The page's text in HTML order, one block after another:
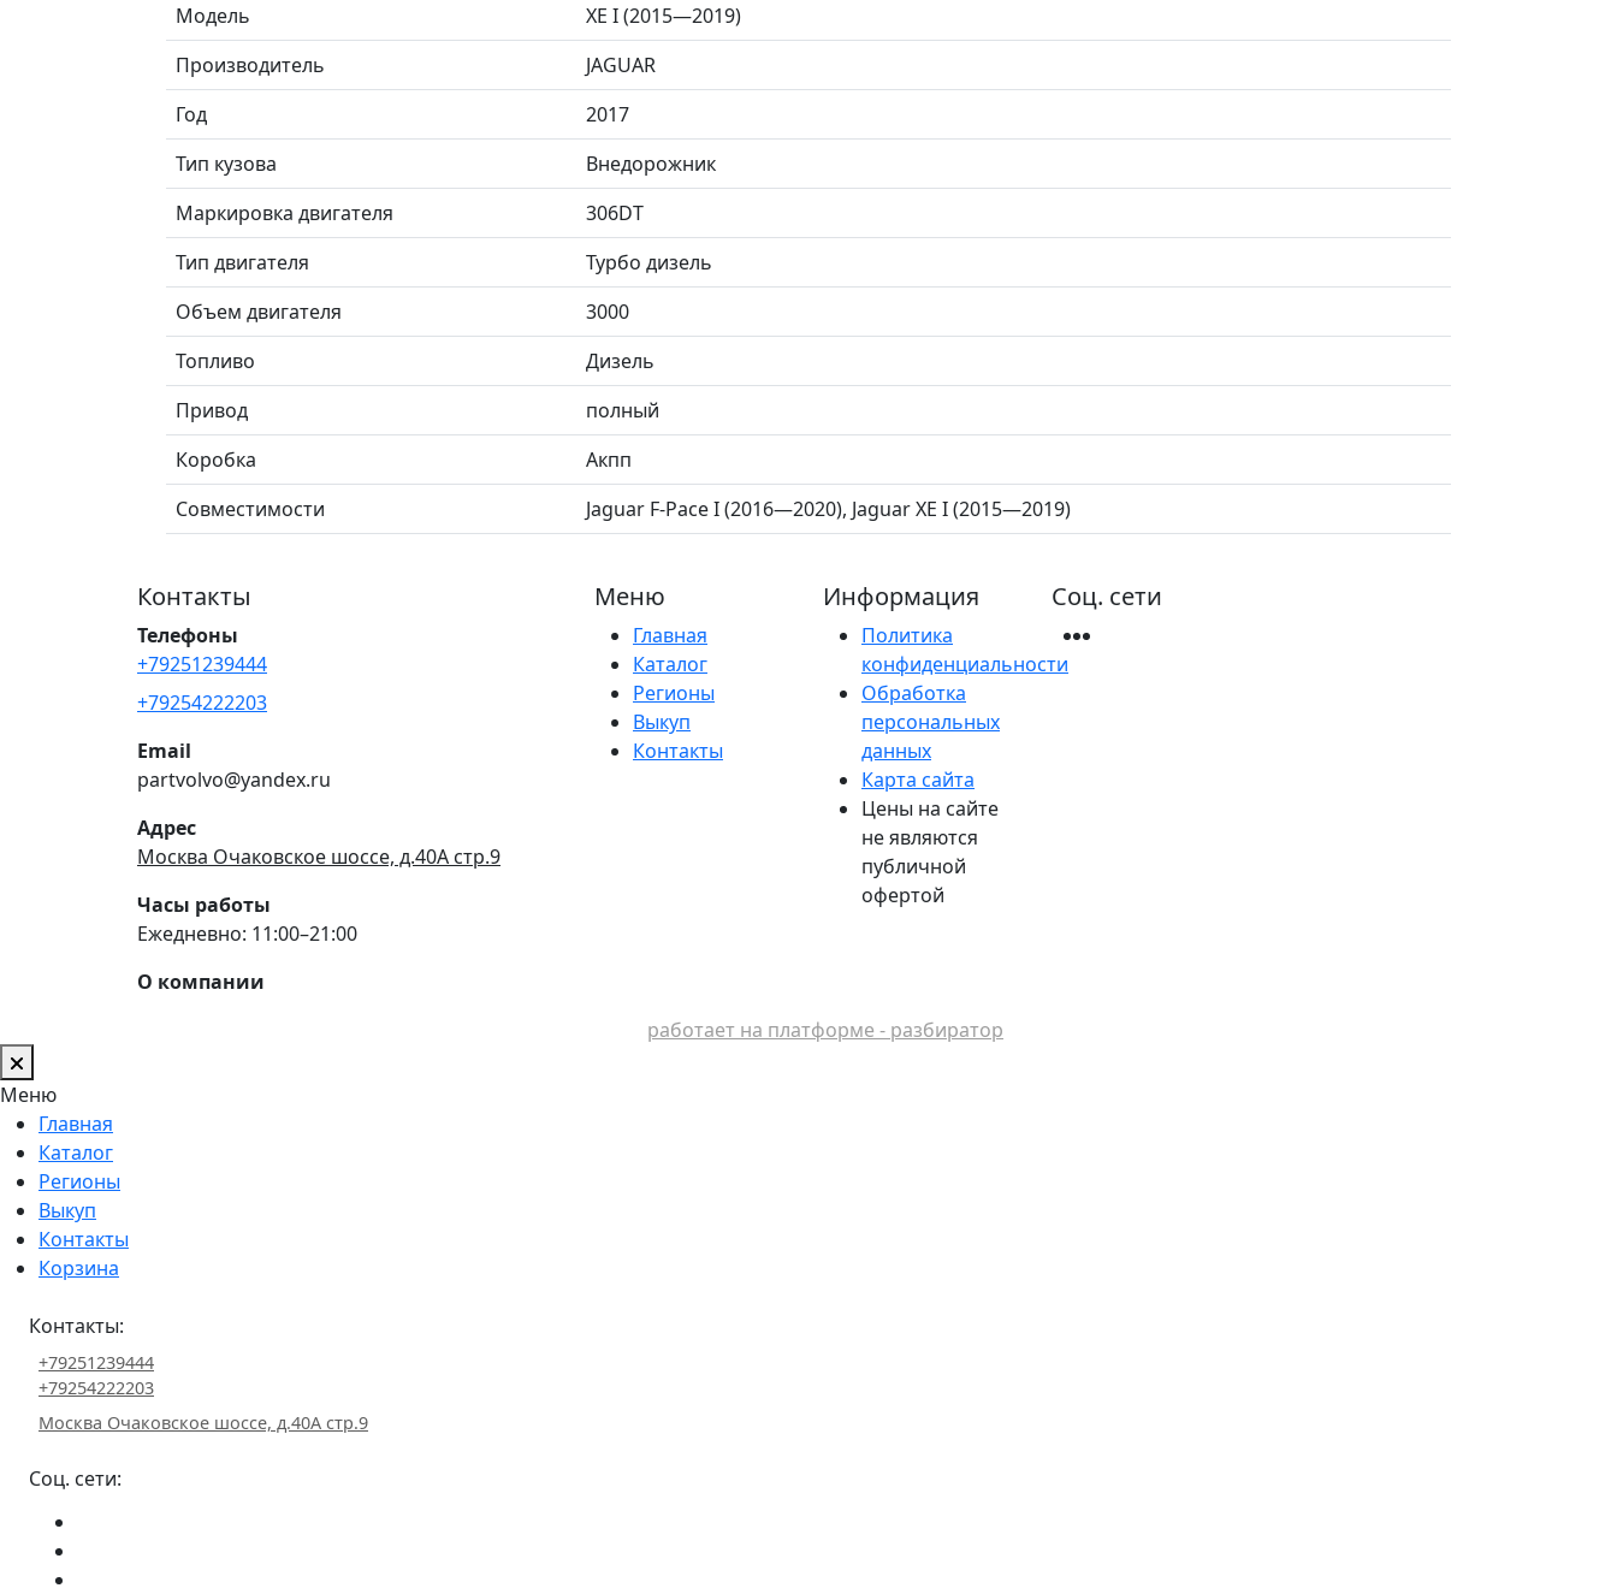
Модель
XE I (2015—2019)
Производитель
JAGUAR
Год
2017
Тип кузова
Внедорожник
Маркировка двигателя
306DT
Тип двигателя
Турбо дизель
Объем двигателя
3000
Топливо
Дизель
Привод
полный
Коробка
Акпп
Совместимости
Jaguar F-Pace I (2016—2020), Jaguar XE I (2015—2019)
Контакты
Телефоны
+79251239444
+79254222203
Email
partvolvo@yandex.ru
Адрес
Москва Очаковское шоссе, д.40А стр.9
Часы работы
Ежедневно: 11:00–21:00
О компании
Меню
Главная
Каталог
Регионы
Выкуп
Контакты
Информация
Политика
конфиденциальности
Обработка
персональных
данных
Карта сайта
Цены на сайте
не являются
публичной
офертой
Соц. сети
работает на платформе - разбиратор
Меню
Главная
Каталог
Регионы
Выкуп
Контакты
Корзина
Контакты:
+79251239444
+79254222203
Москва Очаковское шоссе, д.40А стр.9
Соц. сети: